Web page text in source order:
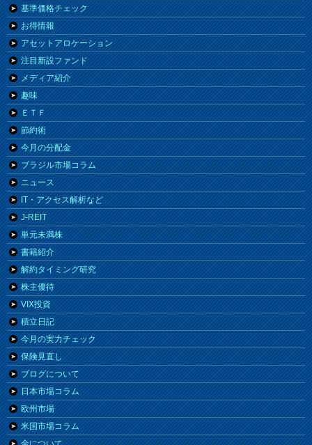
基準価格チェック
お得情報
アセットアロケーション
注目新設ファンド
メディア紹介
趣味
ＥＴＦ
節約術
今月の分配金
ブラジル市場コラム
ニュース
IT・アクセス解析など
J-REIT
単元未満株
書籍紹介
解約タイミング研究
株主優待
VIX投資
積立日記
今月の実力チェック
保険見直し
ブログについて
日本市場コラム
欧州市場
米国市場コラム